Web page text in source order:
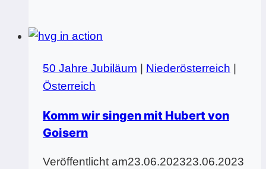
Salzburg
50 Jahre Jubiläum Niederösterreich
Österreich
Komm wir singen mit Hubert von
Goisern
Veröffentlicht am23.06.202323.06.2023